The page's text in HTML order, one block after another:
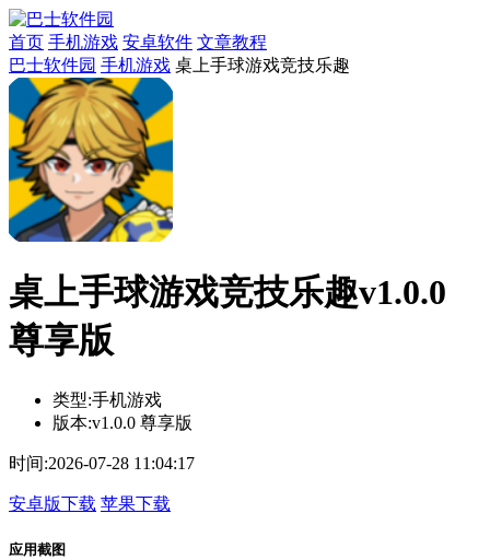
首页 手机游戏 安卓软件 文章教程
巴士软件园 手机游戏 桌上手球游戏竞技乐趣
桌上手球游戏竞技乐趣v1.0.0
尊享版
类型:手机游戏
版本:v1.0.0 尊享版
时间:2026-07-28 11:04:17
安卓版下载 苹果下载
应用截图